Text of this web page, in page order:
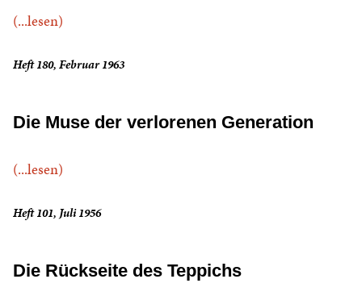
(...lesen)
Heft 180, Februar 1963
Die Muse der verlorenen Generation
(...lesen)
Heft 101, Juli 1956
Die Rückseite des Teppichs